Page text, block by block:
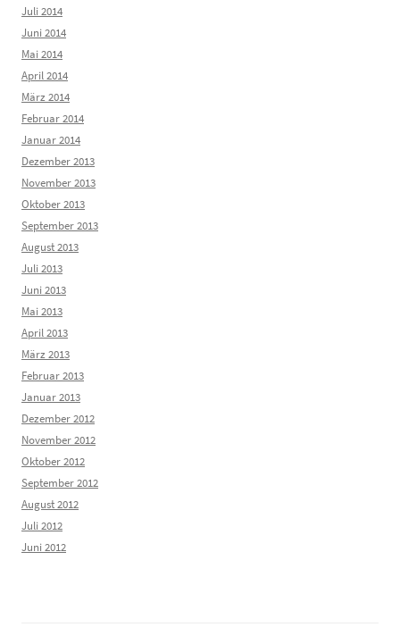
Juli 2014
Juni 2014
Mai 2014
April 2014
März 2014
Februar 2014
Januar 2014
Dezember 2013
November 2013
Oktober 2013
September 2013
August 2013
Juli 2013
Juni 2013
Mai 2013
April 2013
März 2013
Februar 2013
Januar 2013
Dezember 2012
November 2012
Oktober 2012
September 2012
August 2012
Juli 2012
Juni 2012